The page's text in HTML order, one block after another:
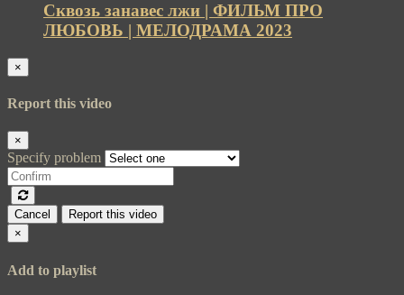
Сквозь занавес лжи | ФИЛЬМ ПРО
ЛЮБОВЬ | МЕЛОДРАМА 2023
×
Report this video
×
Specify problem
Cancel
Report this video
×
Add to playlist